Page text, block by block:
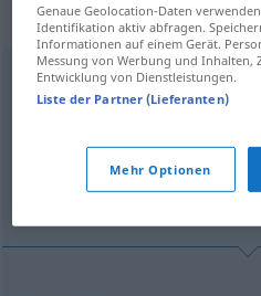
hypnotisierenn <Hypnotisierens
(Für mehr Details die
hypnotism
Genaue Geolocation-Daten
Identifikation aktiv abfragen.
Informationen auf einem Gerät.
Messung von Werbung und Inhalten,
Entwicklung von Dienstleistungen.
Liste der Partner (Lieferanten)
Mehr Optionen